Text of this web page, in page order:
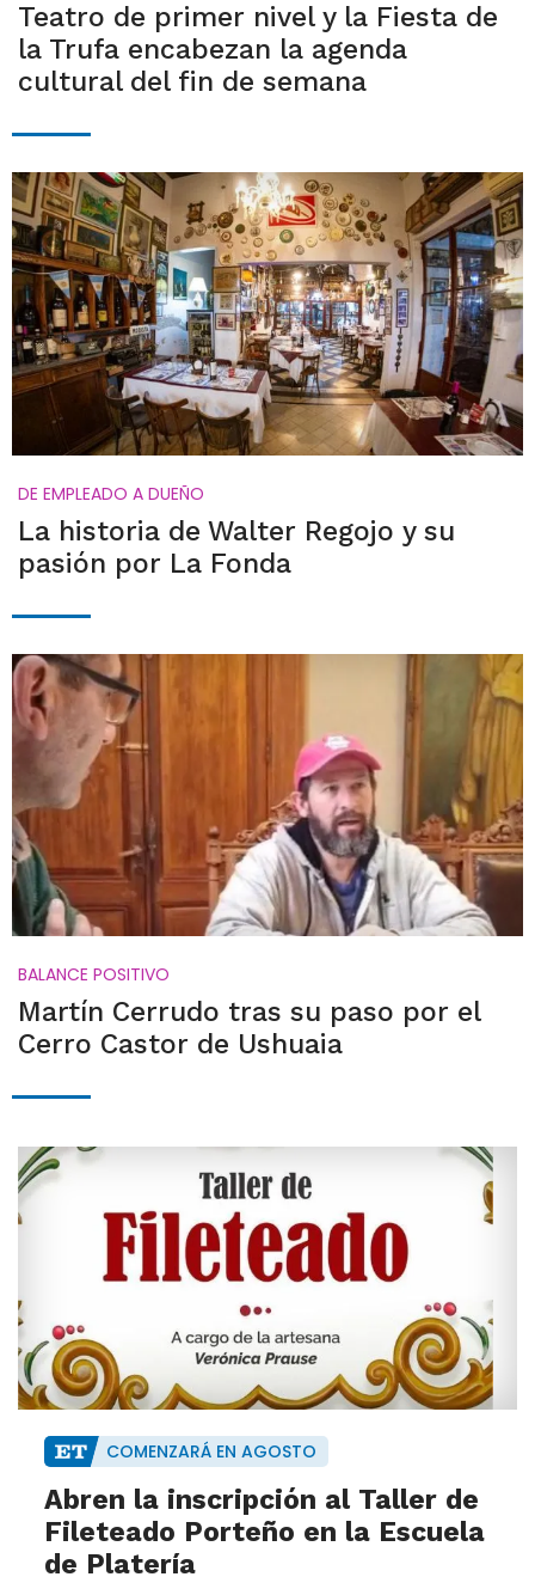
Teatro de primer nivel y la Fiesta de
la Trufa encabezan la agenda
cultural del fin de semana
DE EMPLEADO A DUEÑO
La historia de Walter Regojo y su
pasión por La Fonda
BALANCE POSITIVO
Martín Cerrudo tras su paso por el
Cerro Castor de Ushuaia
COMENZARÁ EN AGOSTO
Abren la inscripción al Taller de
Fileteado Porteño en la Escuela
de Platería